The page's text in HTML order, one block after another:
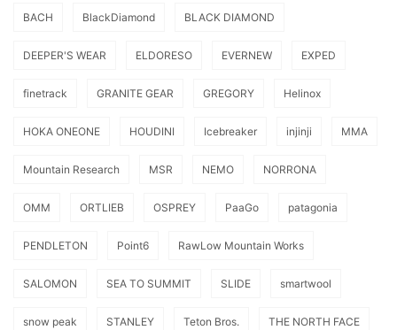
BACH BlackDiamond BLACK DIAMOND
DEEPER'S WEAR ELDORESO EVERNEW EXPED
finetrack GRANITE GEAR GREGORY Helinox
HOKA ONEONE HOUDINI Icebreaker injinji MMA
Mountain Research MSR NEMO NORRONA
OMM ORTLIEB OSPREY PaaGo patagonia
PENDLETON Point6 RawLow Mountain Works
SALOMON SEA TO SUMMIT SLIDE smartwool
snow peak STANLEY Teton Bros. THE NORTH FACE